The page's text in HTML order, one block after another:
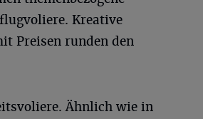
Kreative
Preisen runden den
Ähnlich wie in